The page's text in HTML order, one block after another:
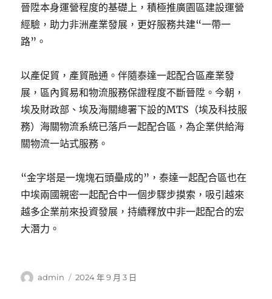
晉陞本身運營程度的基礎上，積極推廣園區建設運營
經驗，助力非洲產業發展，更好服務共建“一帶一
路”。
以產促貿，產貿融通。伴隨泰達一起配合區產業發
展，區內貿易和物流服務保證程度不斷晉陞。今朝，
埃及財政部、埃及海關總署下設的MTS（埃及科技服
務）海關物流系統已落戶一起配合區，為企業供給海
關物流一站式服務。
“金字塔是一塊塊石頭壘成的”，泰達一起配合區也在
中埃兩國親密一起配合中一個步驟步摸索，吸引越來
越多企業前來投資發展，持續釋放中非一起配合的宏
大潛力。
作
admin
發
2024 年 9 月 3 日